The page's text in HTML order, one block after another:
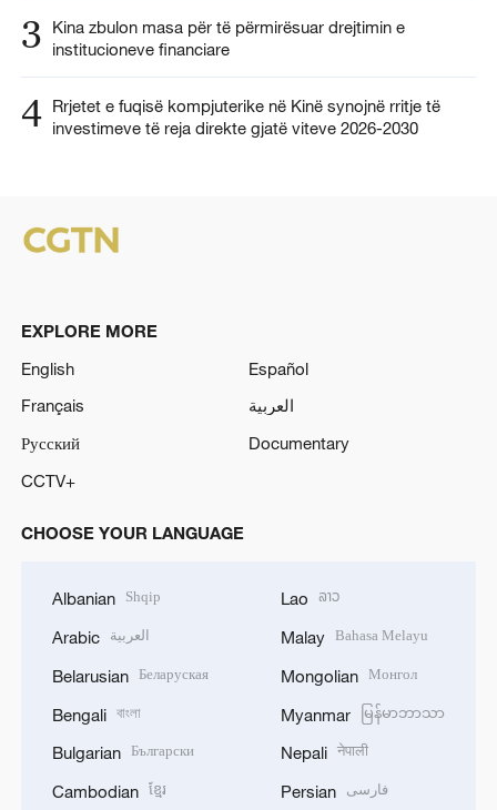
3
Kina zbulon masa për të përmirësuar drejtimin e
institucioneve financiare
4 Rrjetet e fuqisë kompjuterike në Kinë synojnë rritje të
investimeve të reja direkte gjatë viteve 2026-2030
EXPLORE MORE
English
Español
Français
العربية
Русский
Documentary
CCTV+
CHOOSE YOUR LANGUAGE
Albanian Shqip
Arabic العربية
Belarusian Беларуская
Bengali বাংলা
Bulgarian Български
Cambodian ខ្មែរ
Lao ລາວ
Malay Bahasa Melayu
Mongolian Монгол
Myanmar မြန်မာဘာသာ
Nepali नेपाली
Persian فارسی